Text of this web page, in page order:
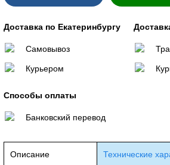
Доставка по Екатеринбургу
Самовывоз
Курьером
Способы оплаты
Банковский перевод
Описание Технические